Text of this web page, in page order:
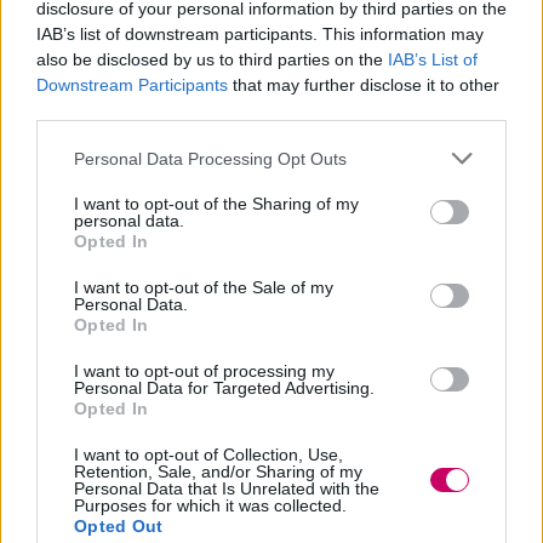
disclosure of your personal information by third parties on the
IAB’s list of downstream participants. This information may
also be disclosed by us to third parties on the IAB’s List of
Downstream Participants that may further disclose it to other
Personal Data Processing Opt Outs
I want to opt-out of the Sharing of my
personal data.
Opted In
I want to opt-out of the Sale of my
Personal Data.
Opted In
I want to opt-out of processing my
Personal Data for Targeted Advertising.
Opted In
I want to opt-out of Collection, Use,
Retention, Sale, and/or Sharing of my
Personal Data that Is Unrelated with the
Purposes for which it was collected.
Opted Out
che sogna di diventare uno dei migliori
duellanti nel"LINK VRAINS", ultima
tecnologia di realtà virtuale in fatto di
cyberspazi.
Yu-Gi-Oh! VRAINS: la trama
La città dove sono sviluppati i network
system èDen City
compagniaSOL Technology Co.
ha la
sua base e usa l'avanzata tecnologia che
ha creato per costruire il"LINK VRAINS"
uno spazio di realtà virtuale. Molte
persone sono entusiaste di poter